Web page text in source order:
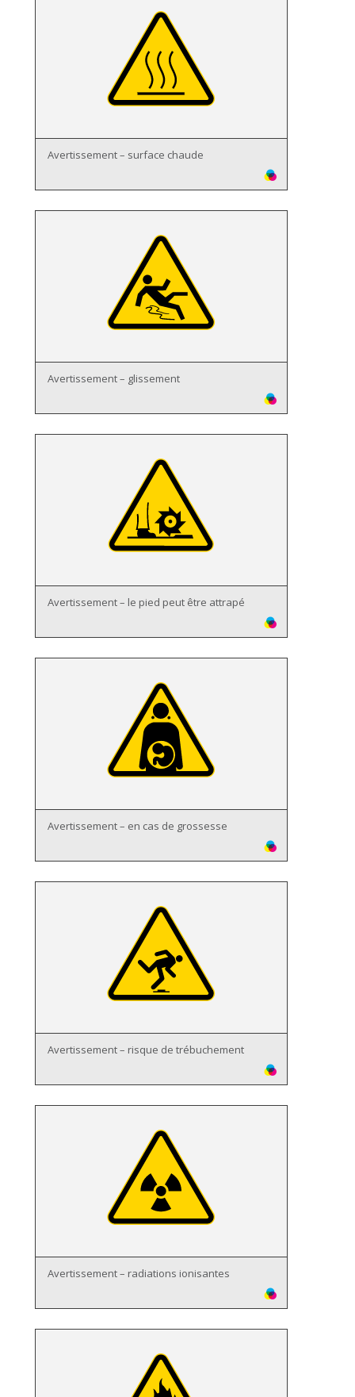
Avertissement – surface chaude
Avertissement – glissement
Avertissement – le pied peut être attrapé
Avertissement – en cas de grossesse
Avertissement – risque de trébuchement
Avertissement – radiations ionisantes